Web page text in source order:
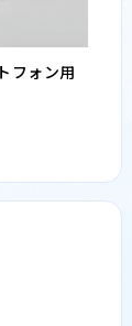
フォン用